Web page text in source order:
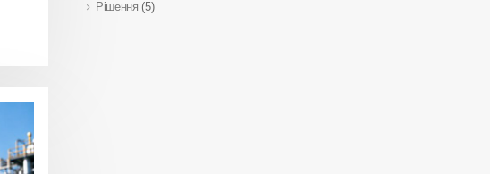
Рішення (5)